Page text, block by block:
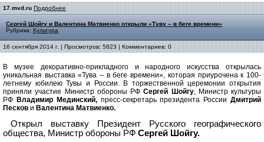
17.mvd.ru Подробнее
Сергей Шойгу и Валентина Матвиенко открыли «Туву – в беге времени»
Рубрика: Культура
16 сентября 2014 г. | Просмотров: 5823 | Комментариев: 0
В музее декоративно-прикладного и народного искусства открылась
уникальная выставка «Тува – в беге времени», которая приурочена к 100-
летнему юбилею Тувы и России. В торжественной церемонии открытия
приняли участие Министр обороны РФСергей Шойгу, Министр культуры
РФ Владимир Мединский,пресс-секретарь президента РоссииДмитрий
Песков и Валентина Матвиенко.
Открыл выставку Президент Русского географического
общества, Министр обороны РФ Сергей Шойгу.